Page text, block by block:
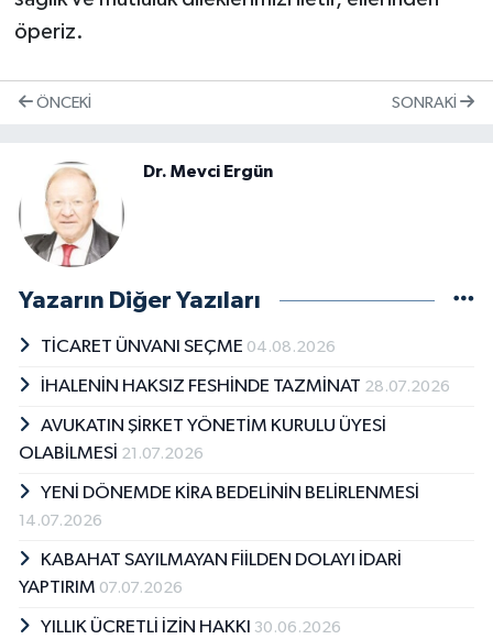
öperiz.
ÖNCEKI SONRAKI
Dr. Mevci Ergün
Yazarın Diğer Yazıları
TİCARET ÜNVANI SEÇME 04.08.2026
İHALENİN HAKSIZ FESHİNDE TAZMİNAT 28.07.2026
AVUKATIN ŞİRKET YÖNETİM KURULU ÜYESİ
OLABİLMESİ 21.07.2026
YENİ DÖNEMDE KİRA BEDELİNİN BELİRLENMESİ
14.07.2026
KABAHAT SAYILMAYAN FİİLDEN DOLAYI İDARİ
YAPTIRIM 07.07.2026
YILLIK ÜCRETLİ İZİN HAKKI 30.06.2026